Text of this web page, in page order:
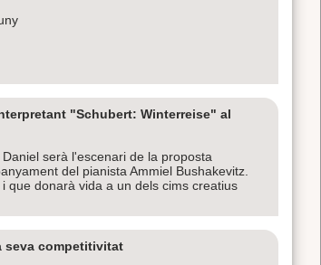
"Schubert: Winterreise" al
serà l'escenari de la proposta
del pianista Ammiel Bushakevitz.
que donarà vida a un dels cims creatius
seva competitivitat